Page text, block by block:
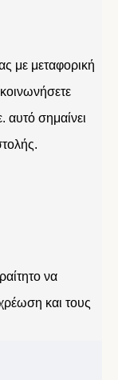
με μεταφορική
αυτό σημαίνει
να
και τους